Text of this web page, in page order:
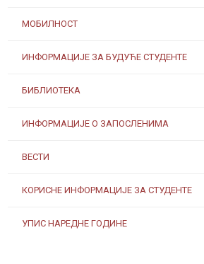
МОБИЛНОСТ
ИНФОРМАЦИЈЕ ЗА БУДУЋЕ СТУДЕНТЕ
БИБЛИОТЕКА
ИНФОРМАЦИЈЕ О ЗАПОСЛЕНИМА
ВЕСТИ
КОРИСНЕ ИНФОРМАЦИЈЕ ЗА СТУДЕНТЕ
УПИС НАРЕДНЕ ГОДИНЕ